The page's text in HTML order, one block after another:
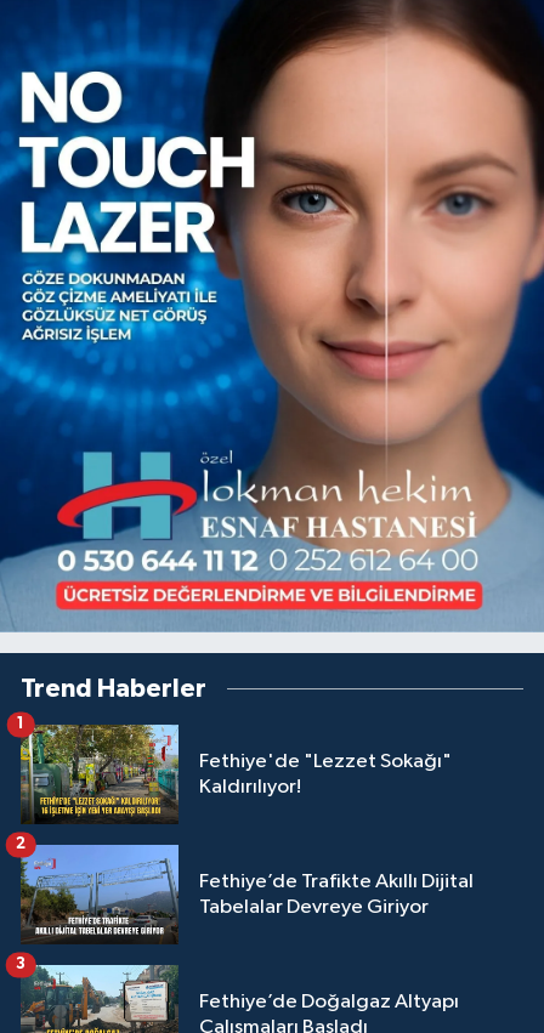
Trend Haberler
Fethiye'de "Lezzet Sokağı"
Kaldırılıyor!
1
Fethiye’de Trafikte Akıllı Dijital
Tabelalar Devreye Giriyor
2
Fethiye’de Doğalgaz Altyapı
Çalışmaları Başladı
3